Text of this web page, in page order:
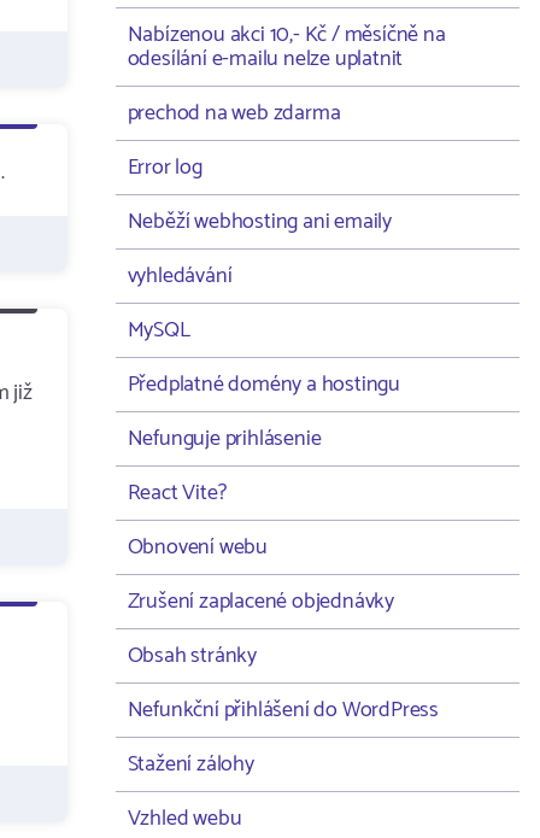
již
Nabízenou akci 10,- Kč / měsíčně na
odesílání e-mailu nelze uplatnit
prechod na web zdarma
Error log
Neběží webhosting ani emaily
vyhledávání
MySQL
Předplatné domény a hostingu
Nefunguje prihlásenie
React Vite?
Obnovení webu
Zrušení zaplacené objednávky
Obsah stránky
Nefunkční přihlášení do WordPress
Stažení zálohy
Vzhled webu